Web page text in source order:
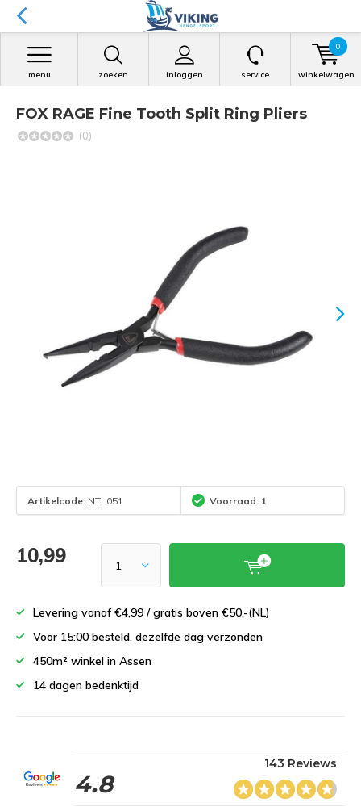
zoeken inloggen
menu service winkelwagen
0
FOX RAGE Fine Tooth Split Ring Pliers
(0)
Artikelcode: NTL051 Voorraad: 1
10,99
Levering vanaf €4,99 / gratis boven €50,-(NL)
Voor 15:00 besteld, dezelfde dag verzonden
450m² winkel in Assen
14 dagen bedenktijd
4.8
143 Reviews